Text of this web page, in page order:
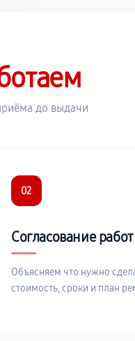
до выдачи
02
Согласование работ
Объясняем что нужно
стоимость, сроки и план